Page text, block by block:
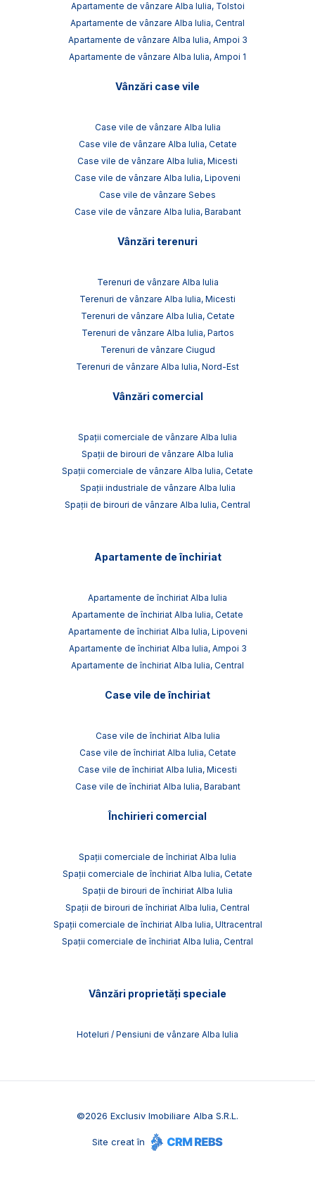
Apartamente de vânzare Alba Iulia, Tolstoi
Apartamente de vânzare Alba Iulia, Central
Apartamente de vânzare Alba Iulia, Ampoi 3
Apartamente de vânzare Alba Iulia, Ampoi 1
Vânzări case vile
Case vile de vânzare Alba Iulia
Case vile de vânzare Alba Iulia, Cetate
Case vile de vânzare Alba Iulia, Micesti
Case vile de vânzare Alba Iulia, Lipoveni
Case vile de vânzare Sebes
Case vile de vânzare Alba Iulia, Barabant
Vânzări terenuri
Terenuri de vânzare Alba Iulia
Terenuri de vânzare Alba Iulia, Micesti
Terenuri de vânzare Alba Iulia, Cetate
Terenuri de vânzare Alba Iulia, Partos
Terenuri de vânzare Ciugud
Terenuri de vânzare Alba Iulia, Nord-Est
Vânzări comercial
Spații comerciale de vânzare Alba Iulia
Spații de birouri de vânzare Alba Iulia
Spații comerciale de vânzare Alba Iulia, Cetate
Spații industriale de vânzare Alba Iulia
Spații de birouri de vânzare Alba Iulia, Central
Apartamente de închiriat
Apartamente de închiriat Alba Iulia
Apartamente de închiriat Alba Iulia, Cetate
Apartamente de închiriat Alba Iulia, Lipoveni
Apartamente de închiriat Alba Iulia, Ampoi 3
Apartamente de închiriat Alba Iulia, Central
Case vile de închiriat
Case vile de închiriat Alba Iulia
Case vile de închiriat Alba Iulia, Cetate
Case vile de închiriat Alba Iulia, Micesti
Case vile de închiriat Alba Iulia, Barabant
Închirieri comercial
Spații comerciale de închiriat Alba Iulia
Spații comerciale de închiriat Alba Iulia, Cetate
Spații de birouri de închiriat Alba Iulia
Spații de birouri de închiriat Alba Iulia, Central
Spații comerciale de închiriat Alba Iulia, Ultracentral
Spații comerciale de închiriat Alba Iulia, Central
Vânzări proprietăți speciale
Hoteluri / Pensiuni de vânzare Alba Iulia
©2026 Exclusiv Imobiliare Alba S.R.L.
Site creat în